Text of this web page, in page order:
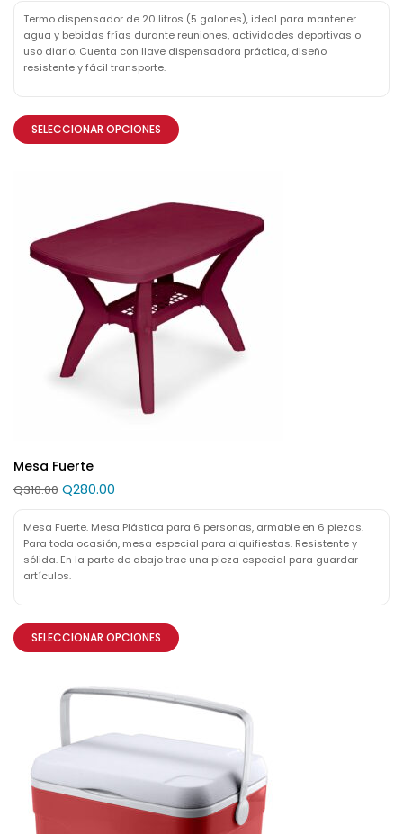
Termo dispensador de 20 litros (5 galones), ideal para mantener
agua y bebidas frías durante reuniones, actividades deportivas o
uso diario. Cuenta con llave dispensadora práctica, diseño
resistente y fácil transporte.
SELECCIONAR OPCIONES
Mesa Fuerte
Q310.00 Q280.00
Mesa Fuerte. Mesa Plástica para 6 personas, armable en 6 piezas.
Para toda ocasión, mesa especial para alquifiestas. Resistente y
sólida. En la parte de abajo trae una pieza especial para guardar
artículos.
SELECCIONAR OPCIONES